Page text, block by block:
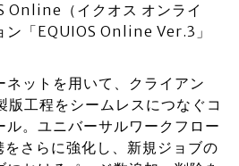
Online（イクオス オンライ
ン「EQUIOS Online Ver.3」
ネットを用いて、クライアン
版工程をシームレスにつなぐコ
ル。ユニバーサルワークフロー
をさらに強化し、新規ジョブの